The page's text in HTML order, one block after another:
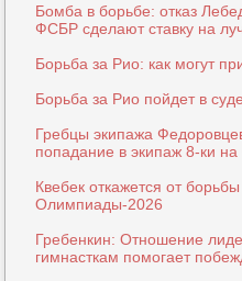
Бомба в борьбе: отказ
ФСБР сделают ставку на
Борьба за Рио: как могут
Борьба за Рио пойдет в суде
Гребцы экипажа
попадание в экипаж 8-ки
Квебек откажется от
Олимпиады-2026
Гребенкин: Отношение
гимнасткам помогает